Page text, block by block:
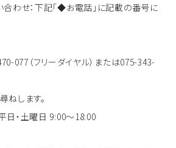
合わせ：下記「◆お電話」に記載の番号に
077（フリーダイヤル）または075-343-
ねします。
日・土曜日 9:00～18:00